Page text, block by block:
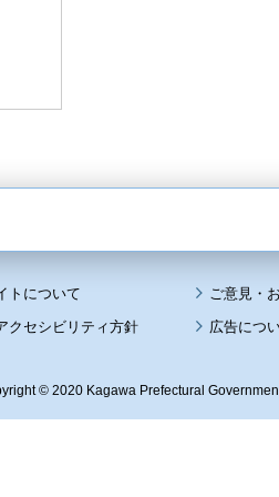
トについて
クセシビリティ方針
広告につ
© 2020 Kagawa Prefectural